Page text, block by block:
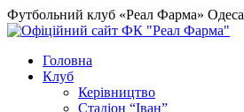
Футбольний клуб «Реал Фарма» Одеса
Головна
Клуб
Керівництво
Стадіон “Іван”